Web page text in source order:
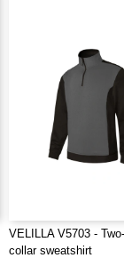
VELILLA V5703 -
collar sweatshirt